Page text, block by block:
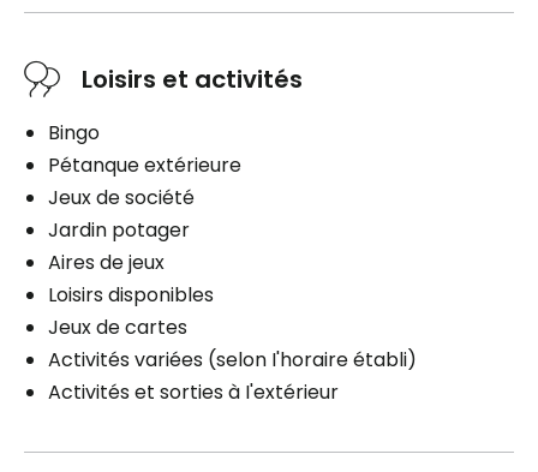
Loisirs et activités
Bingo
Pétanque extérieure
Jeux de société
Jardin potager
Aires de jeux
Loisirs disponibles
Jeux de cartes
Activités variées (selon I'horaire établi)
Activités et sorties à I'extérieur